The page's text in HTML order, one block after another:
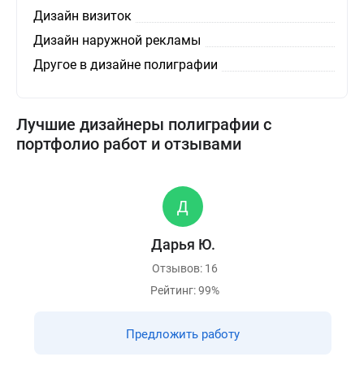
Дизайн визиток
Дизайн наружной рекламы
Другое в дизайне полиграфии
Лучшие дизайнеры полиграфии с
портфолио работ и отзывами
Дарья Ю.
Отзывов: 16
Рейтинг: 99%
Предложить работу